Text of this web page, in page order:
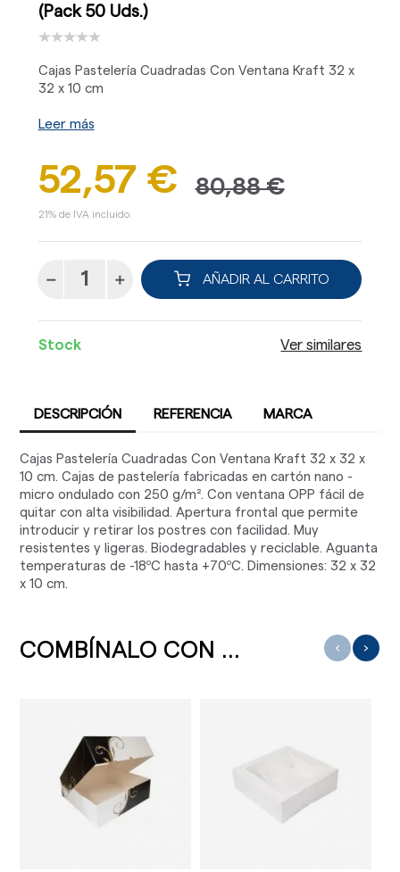
(Pack 50 Uds.)
Cajas Pastelería Cuadradas Con Ventana Kraft 32 x
32 x 10 cm
Leer más
52,57 € 80,88 €
21% de IVA incluido.
AÑADIR AL CARRITO
Stock Ver similares
DESCRIPCIÓN REFERENCIA MARCA
Cajas Pastelería Cuadradas Con Ventana Kraft 32 x 32 x
10 cm. Cajas de pastelería fabricadas en cartón nano -
micro ondulado con 250 g/m². Con ventana OPP fácil de
quitar con alta visibilidad. Apertura frontal que permite
introducir y retirar los postres con facilidad. Muy
resistentes y ligeras. Biodegradables y reciclable. Aguanta
temperaturas de -18ºC hasta +70ºC. Dimensiones: 32 x 32
x 10 cm.
COMBÍNALO CON ... ‹ ›